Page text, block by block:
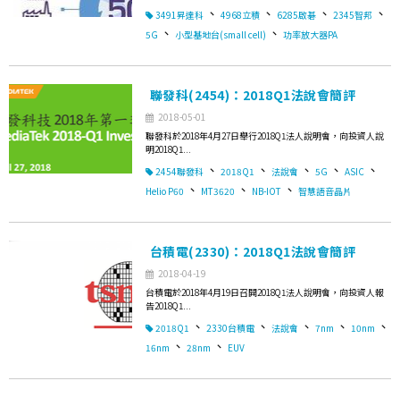
3491昇達科 、 4968立積 、 6285啟碁 、 2345智邦 、
5G 、 小型基地台(small cell) 、 功率放大器PA
聯發科(2454)：2018Q1法說會簡評
2018-05-01
聯發科於2018年4月27日舉行2018Q1法人說明會，向投資人說
明2018Q1...
2454聯發科 、 2018Q1 、 法說會 、 5G 、 ASIC 、
Helio P60 、 MT3620 、 NB-IOT 、 智慧語音晶片
台積電(2330)：2018Q1法說會簡評
2018-04-19
台積電於2018年4月19日召開2018Q1法人說明會，向投資人報
告2018Q1...
2018Q1 、 2330台積電 、 法說會 、 7nm 、 10nm 、
16nm 、 28nm 、 EUV